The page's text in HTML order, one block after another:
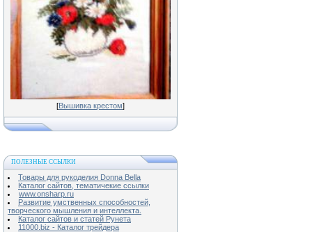
[Вышивка крестом]
ПОЛЕЗНЫЕ ССЫЛКИ
Товары для рукоделия Donna Bella
Каталог сайтов, тематичекие ссылки
www.onsharp.ru
Развитие умственных способностей,
творческого мышления и интеллекта.
Каталог сайтов и статей Рунета
11000.biz - Каталог трейдера